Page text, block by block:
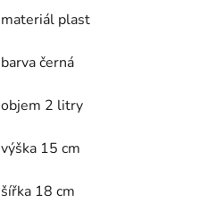
materiál plast
barva černá
objem 2 litry
výška 15 cm
šířka 18 cm